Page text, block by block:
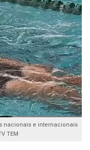
nacionais e internacionais
TEM